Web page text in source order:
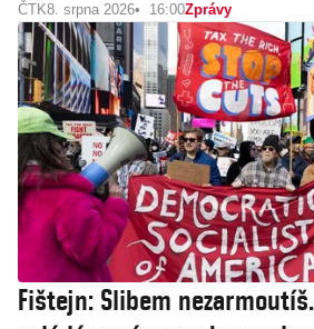
ČTK8. srpna 2026 16:00Zprávy
Fištejn: Slibem